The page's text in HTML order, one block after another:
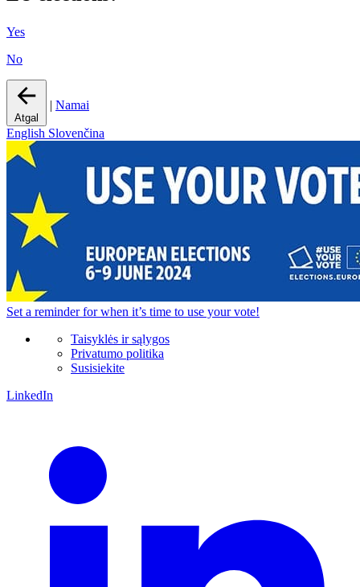
Yes
No
Atgal
| Namai
English Slovenčina
Set a reminderfor when it’s time to use your vote!
Taisyklės ir sąlygos
Privatumo politika
Susisiekite
LinkedIn